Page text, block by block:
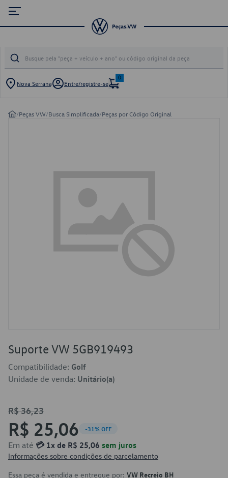
Nova Serrana Entre/registre-se
0
/Peças VW/Busca Simplificada/Peças por Código Original
Suporte VW 5GB919493
Compatibilidade: Golf
Unidade de venda: Unitário(a)
R$ 36,23
R$ 25,06 -31% OFF
Em até 💳 1x de R$ 25,06 sem juros
Informações sobre condições de parcelamento
Essa peça é vendida e entregue por: VW Recreio BH